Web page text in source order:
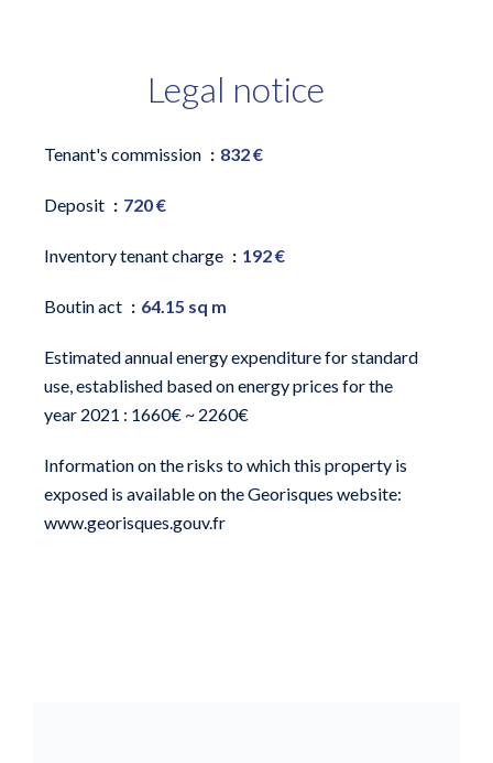
Legal notice
Tenant's commission 832 €
Deposit 720 €
Inventory tenant charge 192 €
Boutin act 64.15 sq m
Estimated annual energy expenditure for standard
use, established based on energy prices for the
year 2021 : 1660€ ~ 2260€
Information on the risks to which this property is
exposed is available on the Georisques website:
www.georisques.gouv.fr